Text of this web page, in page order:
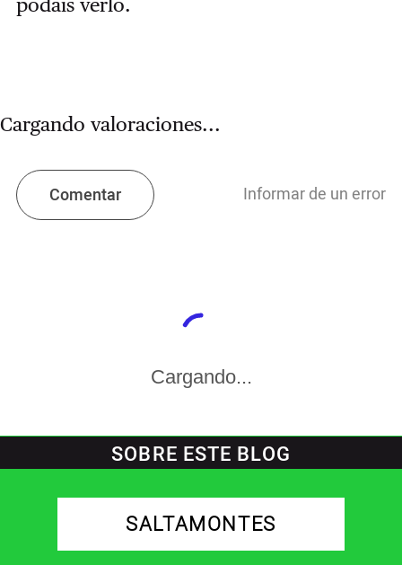
Cargando valoraciones...
Comentar Informar de un error
Cargando...
SOBRE ESTE BLOG
SALTAMONTES